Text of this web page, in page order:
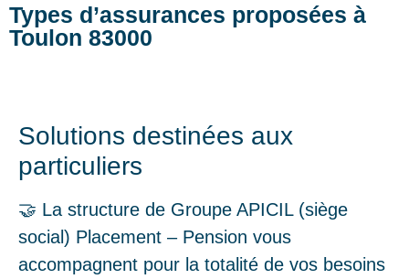
Types d’assurances proposées à
Toulon 83000
Solutions destinées aux
particuliers
🤝 La structure de Groupe APICIL (siège
social) Placement – Pension vous
accompagnent pour la totalité de vos besoins